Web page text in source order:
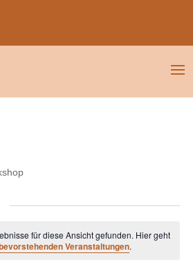
für diese Ansicht gefunden. Hier geht
Veranstaltungen.